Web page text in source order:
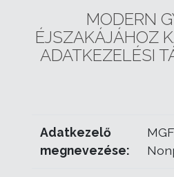
MODERN
ÉJSZAKÁJÁHOZ
ADATKEZELÉSI
Adatkezelő
megnevezése: